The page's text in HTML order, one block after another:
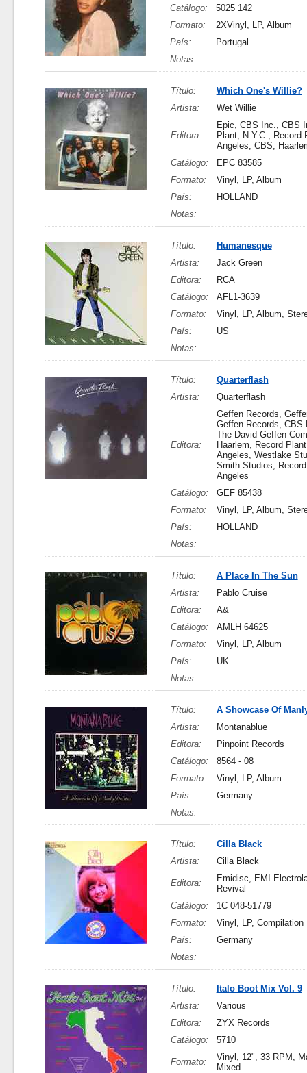
Catálogo:
5025 142
Formato:
2XVinyl, LP, Album
País:
Portugal
Notas:
Título:
Which One's Willie?
Artista:
Wet Willie
Editora:
Epic, CBS Inc., CBS
Plant, N.Y.C., Record
Angeles, CBS,
Catálogo:
EPC 83585
Formato:
Vinyl, LP, Album
País:
HOLLAND
Notas:
Título:
Humanesque
Artista:
Jack Green
Editora:
RCA
Catálogo:
AFL1-3639
Formato:
Vinyl, LP, Album,
País:
US
Notas:
Título:
Quarterflash
Artista:
Quarterflash
Editora:
Geffen Records,
Geffen Records, CBS
The David Geffen
Haarlem, Record
Angeles, Westlake
Smith Studios,
Angeles
Catálogo:
GEF 85438
Formato:
Vinyl, LP, Album,
País:
HOLLAND
Notas:
Título:
A Place In The Sun
Artista:
Pablo Cruise
Editora:
A&
Catálogo:
AMLH 64625
Formato:
Vinyl, LP, Album
País:
UK
Notas:
Título:
A Showcase Of
Artista:
Montanablue
Editora:
Pinpoint Records
Catálogo:
8564 - 08
Formato:
Vinyl, LP, Album
País:
Germany
Notas:
Título:
Cilla Black
Artista:
Cilla Black
Editora:
Emidisc, EMI
Revival
Catálogo:
1C 048-51779
Formato:
Vinyl, LP, Compilation
País:
Germany
Notas:
Título:
Italo Boot Mix Vol. 9
Artista:
Various
Editora:
ZYX Records
Catálogo:
5710
Formato:
Vinyl, 12", 33 RPM,
Mixed